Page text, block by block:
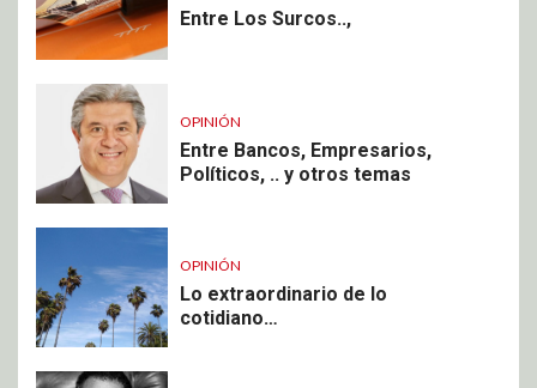
Entre Los Surcos..,
OPINIÓN
Entre Bancos, Empresarios,
Políticos, .. y otros temas
OPINIÓN
Lo extraordinario de lo
cotidiano…